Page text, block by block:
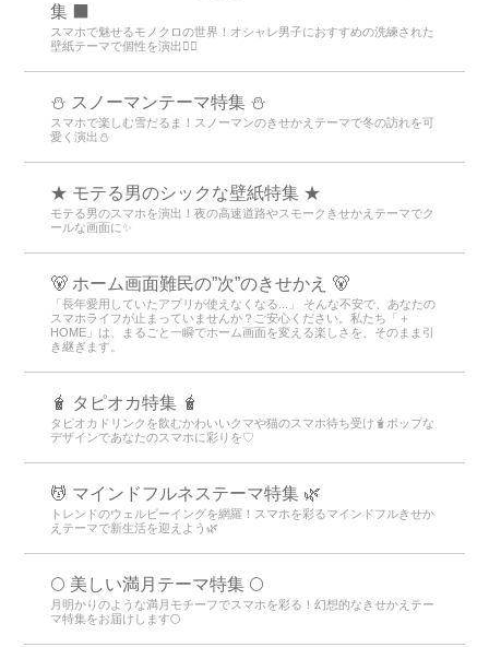
集 ⬛
スマホで魅せるモノクロの世界！オシャレ男子におすすめの洗練された
壁紙テーマで個性を演出💁‍♂️
⛄ スノーマンテーマ特集 ⛄
スマホで楽しむ雪だるま！スノーマンのきせかえテーマで冬の訪れを可
愛く演出⛄
★ モテる男のシックな壁紙特集 ★
モテる男のスマホを演出！夜の高速道路やスモークきせかえテーマでク
ールな画面に✨
🐻 ホーム画面難民の”次”のきせかえ 🐻
「長年愛用していたアプリが使えなくなる...」 そんな不安で、あなたの
スマホライフが止まっていませんか？ご安心ください。私たち「＋
HOME」は、まるごと一瞬でホーム画面を変える楽しさを、そのまま引
き継ぎます。
🧋 タピオカ特集 🧋
タピオカドリンクを飲むかわいいクマや猫のスマホ待ち受け🧋ポップな
デザインであなたのスマホに彩りを♡
💆 マインドフルネステーマ特集 🌿
トレンドのウェルビーイングを網羅！スマホを彩るマインドフルきせか
えテーマで新生活を迎えよう🌿
🌕 美しい満月テーマ特集 🌕
月明かりのような満月モチーフでスマホを彩る！幻想的なきせかえテー
マ特集をお届けします🌕